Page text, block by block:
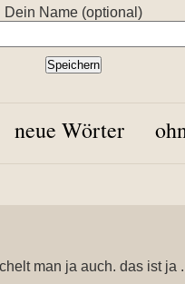
Dein Name (optional)
neue Wörter
man ja auch. das ist ja